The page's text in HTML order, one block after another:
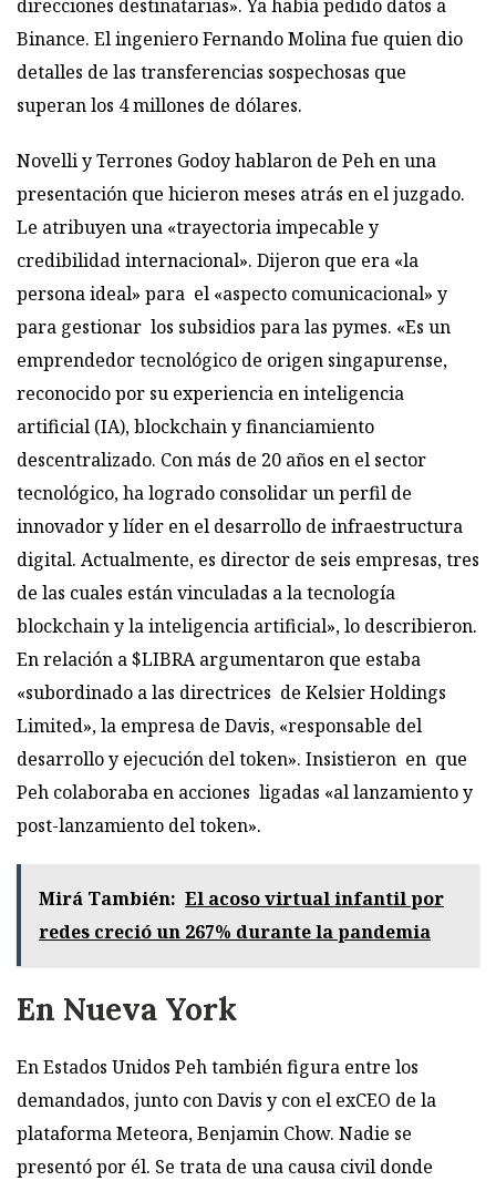
direcciones destinatarias». Ya había pedido datos a
Binance. El ingeniero Fernando Molina fue quien dio
detalles de las transferencias sospechosas que
superan los 4 millones de dólares.
Novelli y Terrones Godoy hablaron de Peh en una
presentación que hicieron meses atrás en el juzgado.
Le atribuyen una «trayectoria impecable y
credibilidad internacional». Dijeron que era «la
persona ideal» para el «aspecto comunicacional» y
para gestionar los subsidios para las pymes. «Es un
emprendedor tecnológico de origen singapurense,
reconocido por su experiencia en inteligencia
artificial (IA), blockchain y financiamiento
descentralizado. Con más de 20 años en el sector
tecnológico, ha logrado consolidar un perfil de
innovador y líder en el desarrollo de infraestructura
digital. Actualmente, es director de seis empresas, tres
de las cuales están vinculadas a la tecnología
blockchain y la inteligencia artificial», lo describieron.
En relación a $LIBRA argumentaron que estaba
«subordinado a las directrices de Kelsier Holdings
Limited», la empresa de Davis, «responsable del
desarrollo y ejecución del token». Insistieron en que
Peh colaboraba en acciones ligadas «al lanzamiento y
post-lanzamiento del token».
Mirá También: El acoso virtual infantil por
redes creció un 267% durante la pandemia
En Nueva York
En Estados Unidos Peh también figura entre los
demandados, junto con Davis y con el exCEO de la
plataforma Meteora, Benjamin Chow. Nadie se
presentó por él. Se trata de una causa civil donde